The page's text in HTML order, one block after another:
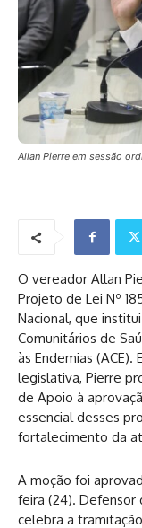
Allan Pierre em sessão
O vereador Allan
Projeto de Lei Nº
Nacional, que
Comunitários de
às Endemias
legislativa, Pierre
de Apoio à
essencial desses
fortalecimento da
A moção foi
feira (24). Defensor
celebra a